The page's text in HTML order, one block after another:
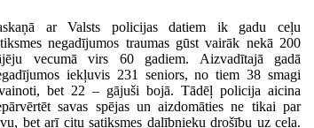
ar Valsts policijas datiem ik gadu ceļu
negadījumos traumas gūst vairāk nekā 200
vecumā virs 60 gadiem. Aizvadītajā gadā
iekļuvis 231 seniors, no tiem 38 smagi
bet 22 – gājuši bojā. Tādēļ policija aicina
savas spējas un aizdomāties ne tikai par
bet arī citu satiksmes dalībnieku drošību uz ceļa.